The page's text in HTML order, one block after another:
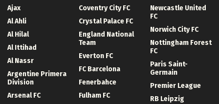
Ajax
Al Ahli
Al Hilal
Al Ittihad
Al Nassr
Argentine Primera
Division
Arsenal FC
Coventry City FC
Crystal Palace FC
England National
Team
Everton FC
FC Barcelona
Fenerbahce
Fulham FC
Newcastle United
FC
Norwich City FC
Nottingham Forest
FC
Paris Saint-
Germain
Premier League
RB Leipzig